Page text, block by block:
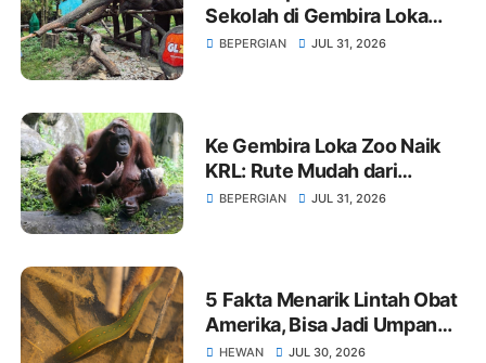
Sekolah di Gembira Loka
Zoo Yogyakarta
BEPERGIAN JUL 31, 2026
Ke Gembira Loka Zoo Naik
KRL: Rute Mudah dari
Stasiun Palur Saat Libur
BEPERGIAN JUL 31, 2026
5 Fakta Menarik Lintah Obat
Amerika, Bisa Jadi Umpan
Ikan
HEWAN JUL 30, 2026